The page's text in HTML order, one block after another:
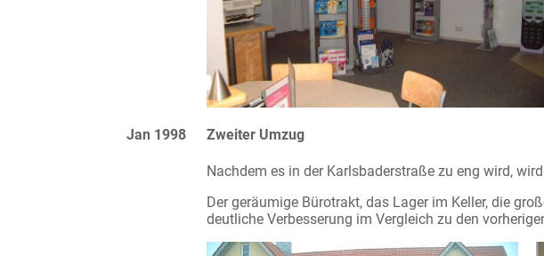
Jan 1998 Zweiter Umzug
Nachdem es in der Karlsbaderstraße zu eng wird,
Der geräumige Bürotrakt, das Lager im Keller, die
deutliche Verbesserung im Vergleich zu den